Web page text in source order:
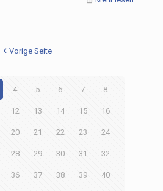
Vorige Seite
4 5 6 7 8
12 13 14 15 16
20 21 22 23 24
28 29 30 31 32
36 37 38 39 40